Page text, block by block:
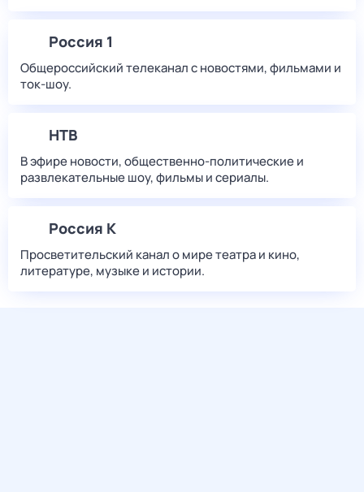
Россия 1
Общероссийский телеканал с новостями, фильмами и
ток-шоу.
НТВ
В эфире новости, общественно-политические и
развлекательные шоу, фильмы и сериалы.
Россия К
Просветительский канал о мире театра и кино,
литературе, музыке и истории.